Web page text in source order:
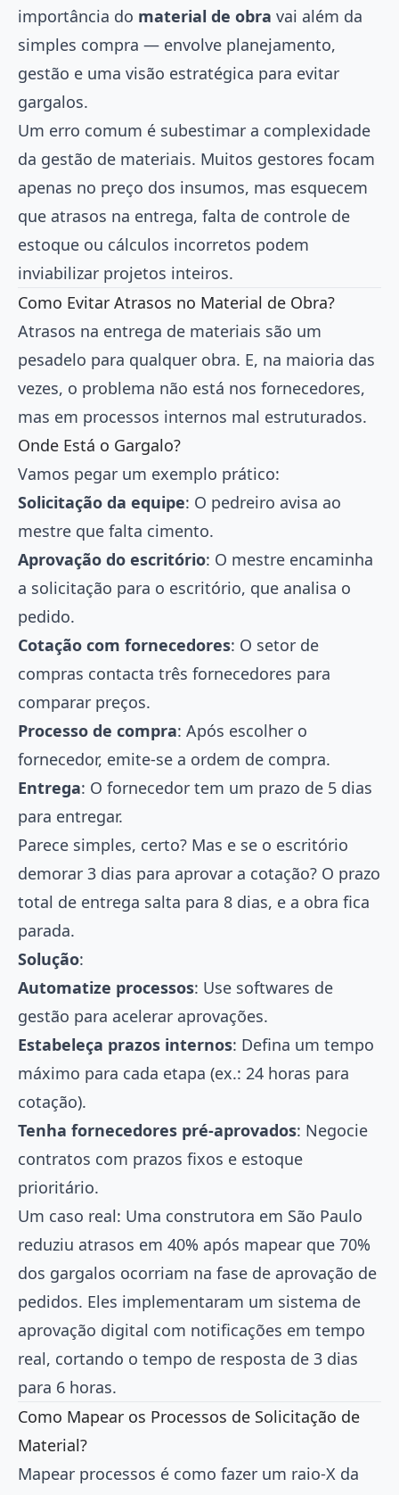
importância do material de obra vai além da
simples compra — envolve planejamento,
gestão e uma visão estratégica para evitar
gargalos.
Um erro comum é subestimar a complexidade
da gestão de materiais. Muitos gestores focam
apenas no preço dos insumos, mas esquecem
que atrasos na entrega, falta de controle de
estoque ou cálculos incorretos podem
inviabilizar projetos inteiros.
Como Evitar Atrasos no Material de Obra?
Atrasos na entrega de materiais são um
pesadelo para qualquer obra. E, na maioria das
vezes, o problema não está nos fornecedores,
mas em processos internos mal estruturados.
Onde Está o Gargalo?
Vamos pegar um exemplo prático:
Solicitação da equipe: O pedreiro avisa ao
mestre que falta cimento.
Aprovação do escritório: O mestre encaminha
a solicitação para o escritório, que analisa o
pedido.
Cotação com fornecedores: O setor de
compras contacta três fornecedores para
comparar preços.
Processo de compra: Após escolher o
fornecedor, emite-se a ordem de compra.
Entrega: O fornecedor tem um prazo de 5 dias
para entregar.
Parece simples, certo? Mas e se o escritório
demorar 3 dias para aprovar a cotação? O prazo
total de entrega salta para 8 dias, e a obra fica
parada.
Solução:
Automatize processos: Use softwares de
gestão para acelerar aprovações.
Estabeleça prazos internos: Defina um tempo
máximo para cada etapa (ex.: 24 horas para
cotação).
Tenha fornecedores pré-aprovados: Negocie
contratos com prazos fixos e estoque
prioritário.
Um caso real: Uma construtora em São Paulo
reduziu atrasos em 40% após mapear que 70%
dos gargalos ocorriam na fase de aprovação de
pedidos. Eles implementaram um sistema de
aprovação digital com notificações em tempo
real, cortando o tempo de resposta de 3 dias
para 6 horas.
Como Mapear os Processos de Solicitação de
Material?
Mapear processos é como fazer um raio-X da